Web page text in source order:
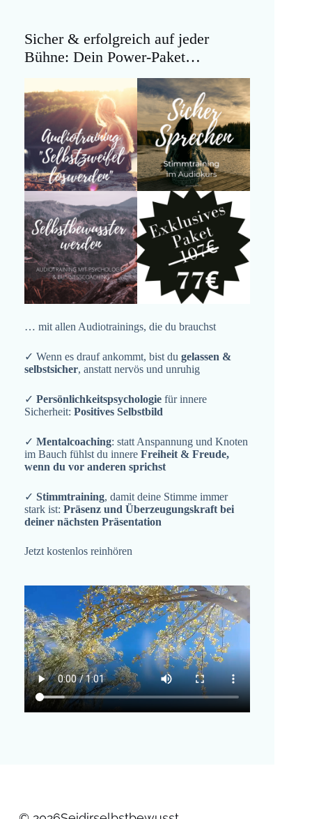
Sicher & erfolgreich auf jeder
Bühne: Dein Power-Paket…
… mit allen Audiotrainings, die du brauchst
✓ Wenn es drauf ankommt, bist du gelassen &
selbstsicher, anstatt nervös und unruhig
✓ Persönlichkeitspsychologie für innere
Sicherheit: Positives Selbstbild
✓ Mentalcoaching: statt Anspannung und Knoten
im Bauch fühlst du innere Freiheit & Freude,
wenn du vor anderen sprichst
✓ Stimmtraining, damit deine Stimme immer
stark ist: Präsenz und Überzeugungskraft bei
deiner nächsten Präsentation
Jetzt kostenlos reinhören